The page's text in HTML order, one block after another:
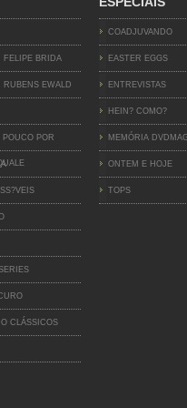
FELIPE BRIDA
RUBENS EWALD
POR
CLÁSSICOS
COADJUVANDO
EASTER EGGS
ENTREVISTAS
HEIN? COMO?
MEMÓRIA
ONTEM E HOJE
TOPS